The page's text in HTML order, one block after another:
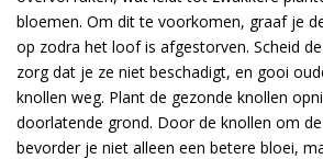
bloemen. Om dit te voorkomen, graaf je
op zodra het loof is afgestorven. Scheid
zorg dat je ze niet beschadigt, en gooi
knollen weg. Plant de gezonde knollen
doorlatende grond. Door de knollen om
bevorder je niet alleen een betere bloei,